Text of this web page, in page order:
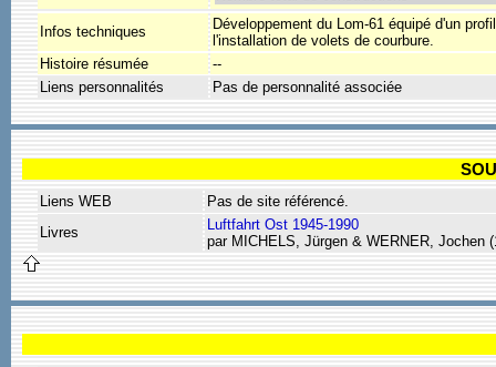
Infos techniques
Développement du Lom-61 équipé d'un
l'installation de volets de courbure.
Histoire résumée
--
Liens personnalités
Pas de personnalité associée
Liens WEB
Pas de site référencé.
Livres
Luftfahrt Ost 1945-1990
par MICHELS, Jürgen & WERNER, Jochen